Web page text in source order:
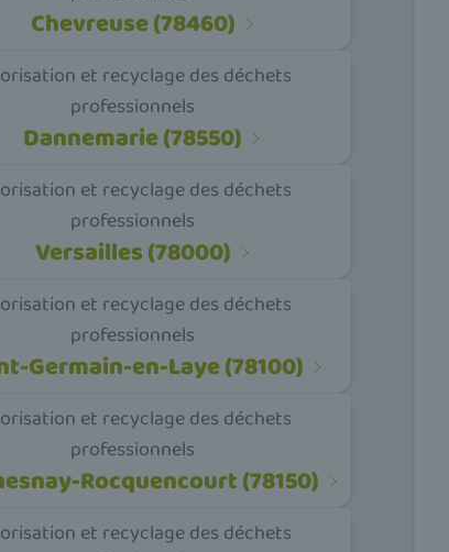
Chevreuse (78460)
et recyclage des déchets
professionnels
Dannemarie (78550)
et recyclage des déchets
professionnels
Versailles (78000)
et recyclage des déchets
professionnels
Germain-en-Laye (78100)
et recyclage des déchets
professionnels
Rocquencourt (78150)
et recyclage des déchets